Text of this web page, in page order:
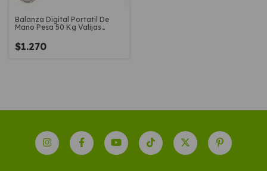
Balanza Digital Portatil De
Mano Pesa 50 Kg Valijas
$1.270